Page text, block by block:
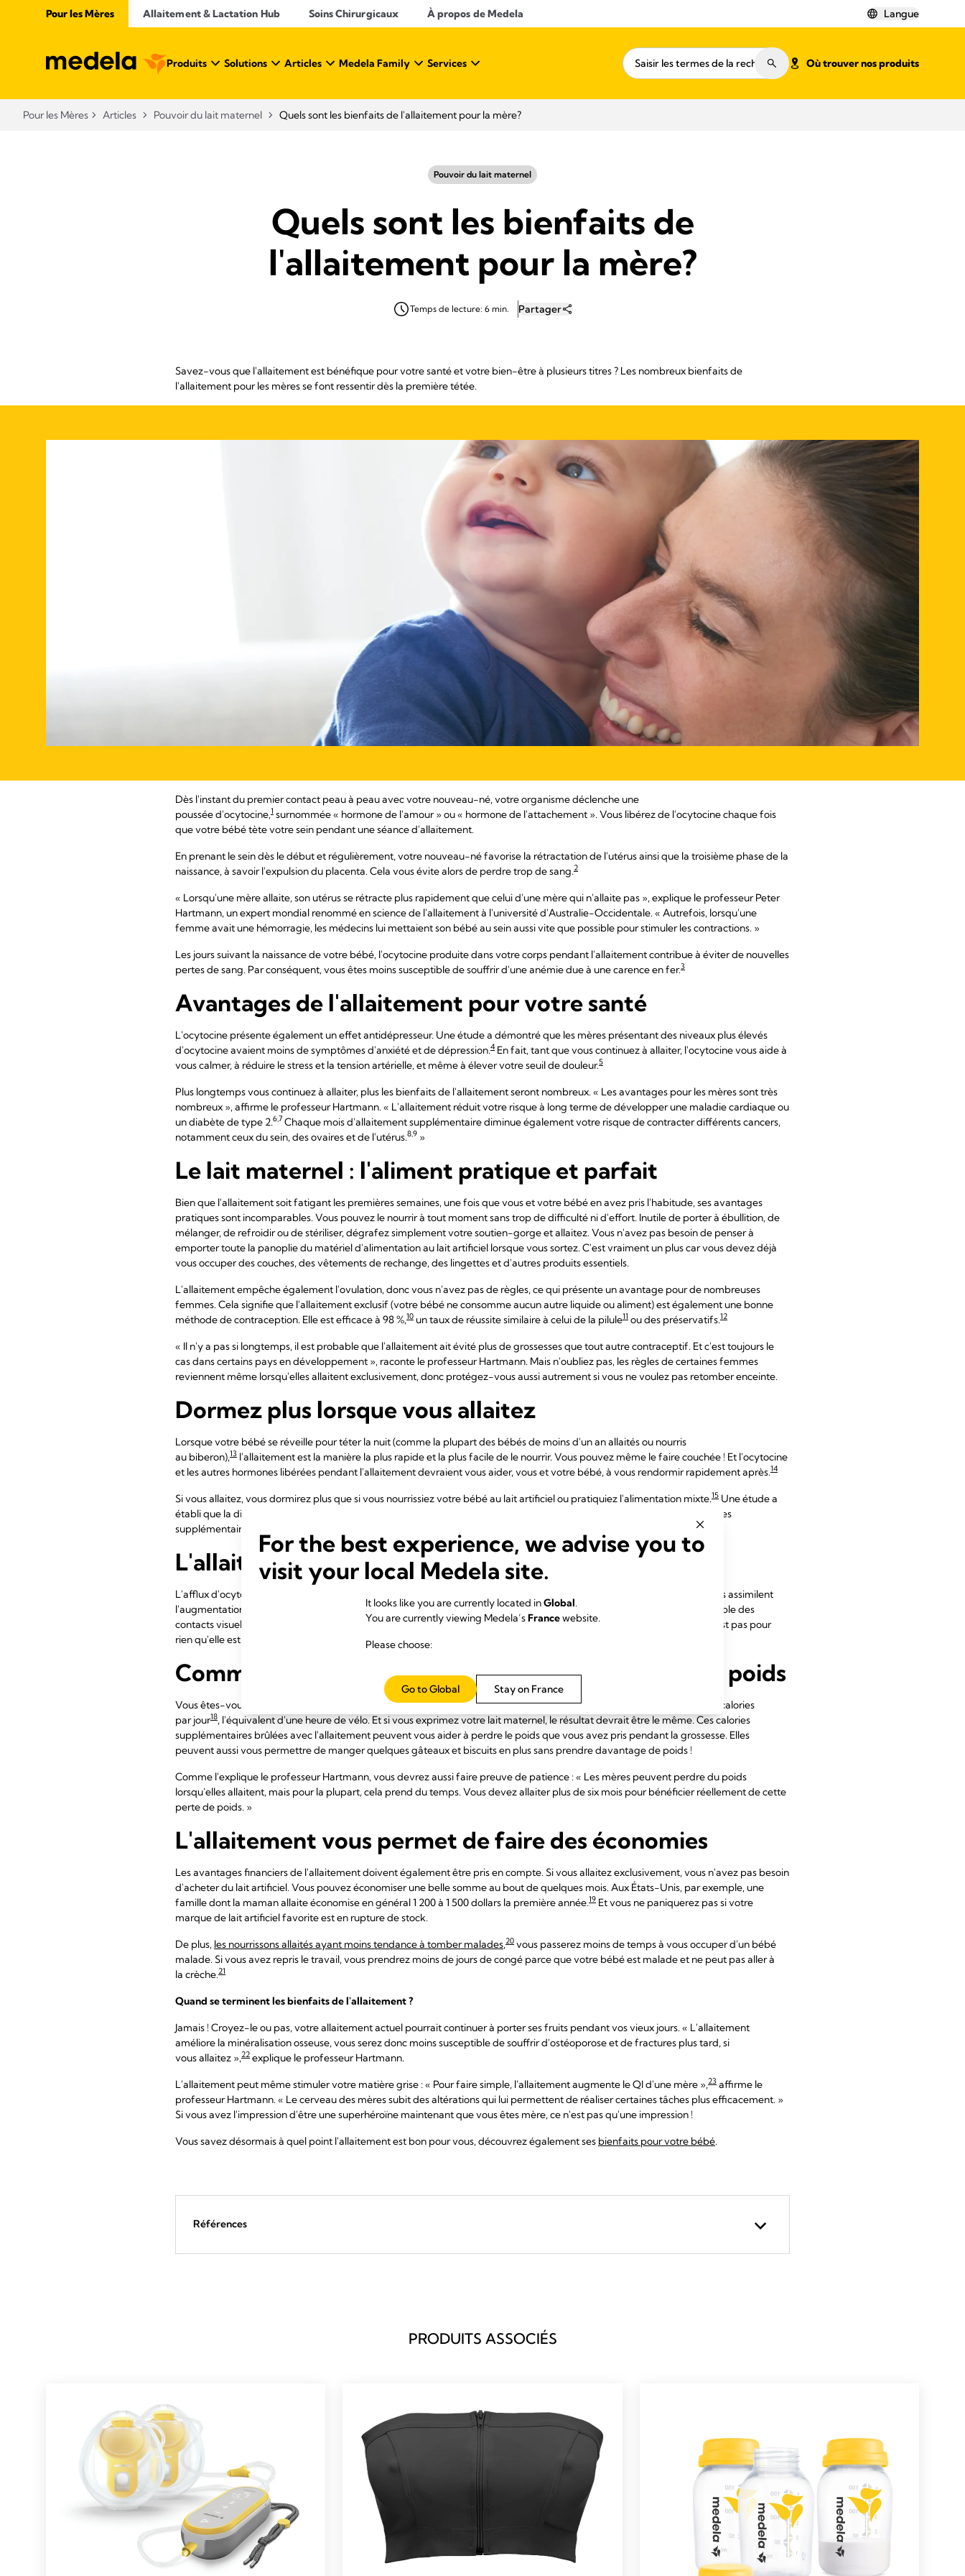
Pour les Mères Allaitement & Lactation Hub Soins Chirurgicaux À propos de Medela Langue
Produits Solutions Articles Medela Family Services Où trouver nos produits
Pour les Mères Articles Pouvoir du lait maternel Quels sont les bienfaits de l'allaitement pour la mère?
Pouvoir du lait maternel
Quels sont les bienfaits de
l'allaitement pour la mère?
Temps de lecture: 6 min. Partager
Savez-vous que l'allaitement est bénéfique pour votre santé et votre bien-être à plusieurs titres ? Les nombreux bienfaits de
l'allaitement pour les mères se font ressentir dès la première tétée.
Dès l'instant du premier contact peau à peau avec votre nouveau-né, votre organisme déclenche une
poussée d'ocytocine,1 surnommée « hormone de l'amour » ou « hormone de l'attachement ». Vous libérez de l'ocytocine chaque fois
que votre bébé tète votre sein pendant une séance d'allaitement.
En prenant le sein dès le début et régulièrement, votre nouveau-né favorise la rétractation de l'utérus ainsi que la troisième phase de la
naissance, à savoir l'expulsion du placenta. Cela vous évite alors de perdre trop de sang.2
« Lorsqu'une mère allaite, son utérus se rétracte plus rapidement que celui d'une mère qui n'allaite pas », explique le professeur Peter
Hartmann, un expert mondial renommé en science de l'allaitement à l'université d'Australie-Occidentale. « Autrefois, lorsqu'une
femme avait une hémorragie, les médecins lui mettaient son bébé au sein aussi vite que possible pour stimuler les contractions. »
Les jours suivant la naissance de votre bébé, l'ocytocine produite dans votre corps pendant l'allaitement contribue à éviter de nouvelles
pertes de sang. Par conséquent, vous êtes moins susceptible de souffrir d'une anémie due à une carence en fer.3
Avantages de l'allaitement pour votre santé
L'ocytocine présente également un effet antidépresseur. Une étude a démontré que les mères présentant des niveaux plus élevés
d'ocytocine avaient moins de symptômes d'anxiété et de dépression.4 En fait, tant que vous continuez à allaiter, l'ocytocine vous aide à
vous calmer, à réduire le stress et la tension artérielle, et même à élever votre seuil de douleur.5
Plus longtemps vous continuez à allaiter, plus les bienfaits de l'allaitement seront nombreux. « Les avantages pour les mères sont très
nombreux », affirme le professeur Hartmann. « L'allaitement réduit votre risque à long terme de développer une maladie cardiaque ou
un diabète de type 2.6,7 Chaque mois d'allaitement supplémentaire diminue également votre risque de contracter différents cancers,
notamment ceux du sein, des ovaires et de l'utérus.8,9 »
Le lait maternel : l'aliment pratique et parfait
Bien que l'allaitement soit fatigant les premières semaines, une fois que vous et votre bébé en avez pris l'habitude, ses avantages
pratiques sont incomparables. Vous pouvez le nourrir à tout moment sans trop de difficulté ni d'effort. Inutile de porter à ébullition, de
mélanger, de refroidir ou de stériliser, dégrafez simplement votre soutien-gorge et allaitez. Vous n'avez pas besoin de penser à
emporter toute la panoplie du matériel d'alimentation au lait artificiel lorsque vous sortez. C'est vraiment un plus car vous devez déjà
vous occuper des couches, des vêtements de rechange, des lingettes et d'autres produits essentiels.
L'allaitement empêche également l'ovulation, donc vous n'avez pas de règles, ce qui présente un avantage pour de nombreuses
femmes. Cela signifie que l'allaitement exclusif (votre bébé ne consomme aucun autre liquide ou aliment) est également une bonne
méthode de contraception. Elle est efficace à 98 %,10 un taux de réussite similaire à celui de la pilule11 ou des préservatifs.12
« Il n'y a pas si longtemps, il est probable que l'allaitement ait évité plus de grossesses que tout autre contraceptif. Et c'est toujours le
cas dans certains pays en développement », raconte le professeur Hartmann. Mais n'oubliez pas, les règles de certaines femmes
reviennent même lorsqu'elles allaitent exclusivement, donc protégez-vous aussi autrement si vous ne voulez pas retomber enceinte.
Dormez plus lorsque vous allaitez
Lorsque votre bébé se réveille pour téter la nuit (comme la plupart des bébés de moins d'un an allaités ou nourris
au biberon),13 l'allaitement est la manière la plus rapide et la plus facile de le nourrir. Vous pouvez même le faire couchée ! Et l'ocytocine
et les autres hormones libérées pendant l'allaitement devraient vous aider, vous et votre bébé, à vous rendormir rapidement après.14
Si vous allaitez, vous dormirez plus que si vous nourrissiez votre bébé au lait artificiel ou pratiquiez l'alimentation mixte.15 Une étude a
établi que la différence de temps de sommeil s'élevait à 40-45 minutes par nuit.
Au fil du temps, la somme de ces heures
supplémentaires pourrait avoir un impact considérable sur votre bien-être.
L'allaitement vous aide à nouer des liens
L'afflux d'ocytocine pendant que vous allaitez permet également de renforcer les
avec votre bébé. Les scientifiques assimilent
l'augmentation des niveaux d'ocytocine à ce qu'ils décrivent comme un « comportement maternel amélioré », par exemple des
contacts visuels prolongés de la mère avec son bébé, des réponses plus rapides et des caresses plus fréquentes.
Ce n'est pas pour
rien qu'elle est surnommée l'hormone de l'amour !
Comment l'allaitement peut vous aider à perdre du poids
Vous êtes-vous déjà demandé combien de calories vous brûliez pendant l'allaitement ? Vous pouvez brûler jusqu'à 500 calories
par jour18, l'équivalent d'une heure de vélo. Et si vous exprimez votre lait maternel, le résultat devrait être le même. Ces calories
supplémentaires brûlées avec l'allaitement peuvent vous aider à perdre le poids que vous avez pris pendant la grossesse. Elles
peuvent aussi vous permettre de manger quelques gâteaux et biscuits en plus sans prendre davantage de poids !
Comme l'explique le professeur Hartmann, vous devrez aussi faire preuve de patience : « Les mères peuvent perdre du poids
lorsqu'elles allaitent, mais pour la plupart, cela prend du temps. Vous devez allaiter plus de six mois pour bénéficier réellement de cette
perte de poids. »
L'allaitement vous permet de faire des économies
Les avantages financiers de l'allaitement doivent également être pris en compte. Si vous allaitez exclusivement, vous n'avez pas besoin
d'acheter du lait artificiel. Vous pouvez économiser une belle somme au bout de quelques mois. Aux États-Unis, par exemple, une
famille dont la maman allaite économise en général 1 200 à 1 500 dollars la première année.19 Et vous ne paniquerez pas si votre
marque de lait artificiel favorite est en rupture de stock.
De plus, les nourrissons allaités ayant moins tendance à tomber malades,20 vous passerez moins de temps à vous occuper d'un bébé
malade. Si vous avez repris le travail, vous prendrez moins de jours de congé parce que votre bébé est malade et ne peut pas aller à
la crèche.21
Quand se terminent les bienfaits de l'allaitement ?
Jamais ! Croyez-le ou pas, votre allaitement actuel pourrait continuer à porter ses fruits pendant vos vieux jours. « L'allaitement
améliore la minéralisation osseuse, vous serez donc moins susceptible de souffrir d'ostéoporose et de fractures plus tard, si
vous allaitez »,22 explique le professeur Hartmann.
L'allaitement peut même stimuler votre matière grise : « Pour faire simple, l'allaitement augmente le QI d'une mère »,23 affirme le
professeur Hartmann. « Le cerveau des mères subit des altérations qui lui permettent de réaliser certaines tâches plus efficacement. »
Si vous avez l'impression d'être une superhéroïne maintenant que vous êtes mère, ce n'est pas qu'une impression !
Vous savez désormais à quel point l'allaitement est bon pour vous, découvrez également ses bienfaits pour votre bébé.
Références
PRODUITS ASSOCIÉS
For the best experience, we advise you to
visit your local Medela site.
It looks like you are currently located inGlobal.
You are currently viewing Medela’sFrancewebsite.
Please choose:
Stay on France
Go to Global